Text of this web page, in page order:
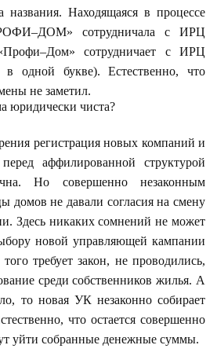
названия. Находящаяся в процессе
сотрудничала с ИРЦ
сотрудничает с ИРЦ
в одной букве). Естественно, что
не заметил.
юридически чиста?
регистрация новых компаний и
аффилированной структурой
Но совершенно незаконным
домов не давали согласия на смену
Здесь никаких сомнений не может
новой управляющей кампании
требует закон, не проводились,
среди собственников жилья. А
то новая УК незаконно собирает
что остается совершенно
уйти собранные денежные суммы.